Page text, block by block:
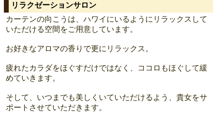
リラクゼーションサロン
カーテンの向こうは、ハワイにいるようにリラックスして
いただける空間をご用意しています。
お好きなアロマの香りで更にリラックス。
疲れたカラダをほぐすだけではなく、ココロもほぐして緩
めていきます。
そして、いつまでも美しくいていただけるよう、貴女をサ
ポートさせていただきます。